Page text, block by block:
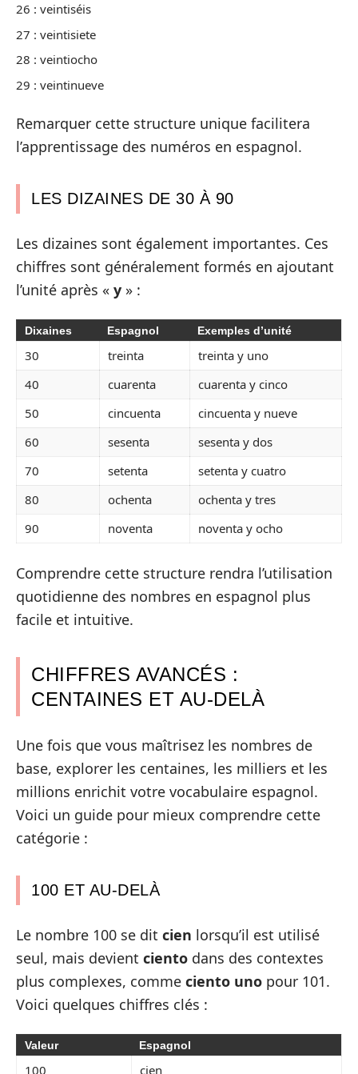
26 : veintiséis
27 : veintisiete
28 : veintiocho
29 : veintinueve
Remarquer cette structure unique facilitera
l’apprentissage des numéros en espagnol.
LES DIZAINES DE 30 À 90
Les dizaines sont également importantes. Ces
chiffres sont généralement formés en ajoutant
l’unité après « y » :
Dixaines Espagnol Exemples d’unité
30 treinta
treinta y uno
40
cuarenta
cuarenta y cinco
50
cincuenta
cincuenta y nueve
60
sesenta
sesenta y dos
70
setenta
setenta y cuatro
80
ochenta
ochenta y tres
90
noventa noventa y ocho
Comprendre cette structure rendra l’utilisation
quotidienne des nombres en espagnol plus
facile et intuitive.
CHIFFRES AVANCÉS :
CENTAINES ET AU-DELÀ
Une fois que vous maîtrisez les nombres de
base, explorer les centaines, les milliers et les
millions enrichit votre vocabulaire espagnol.
Voici un guide pour mieux comprendre cette
catégorie :
100 ET AU-DELÀ
Le nombre 100 se dit cien lorsqu’il est utilisé
seul, mais devient ciento dans des contextes
plus complexes, comme ciento uno pour 101.
Voici quelques chiffres clés :
Valeur Espagnol
100 cien